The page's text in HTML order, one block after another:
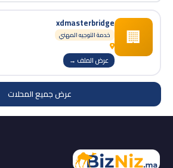
🏢
xdmasterbridge
خدمة التوجيه المهني
عرض الملف →
عرض جميع المحلات